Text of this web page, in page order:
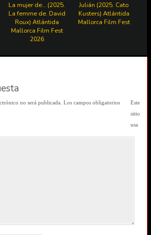
La mujer de… (2025.
La femme de. David
Roux) Atlántida
Mallorca Film Fest
2026
Julián (2025. Cato
Kusters) Atlántida
Mallorca Film Fest
no será publicada. Los campos obligatorios
Este
sitio
usa